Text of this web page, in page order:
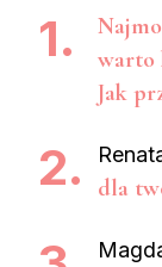
warto
Jak
dla